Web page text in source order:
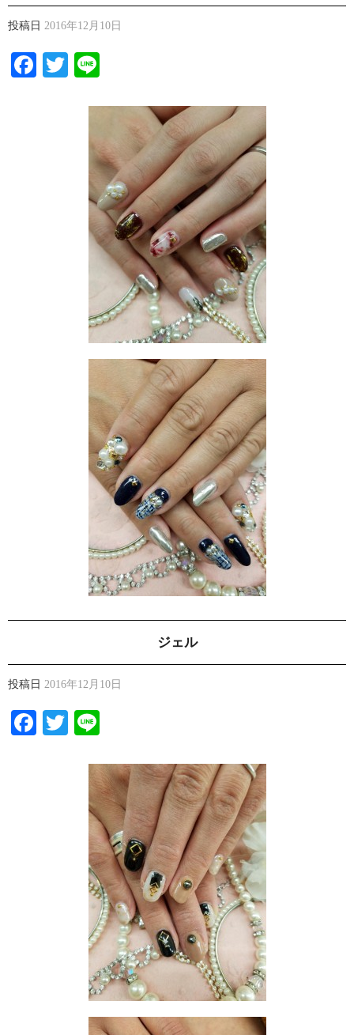
投稿日 2016年12月10日
Facebook
Twitter
ジェル
投稿日 2016年12月10日
Facebook
Twitter